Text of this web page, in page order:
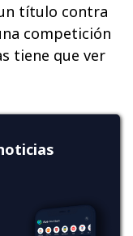
título contra
competición
tiene que ver